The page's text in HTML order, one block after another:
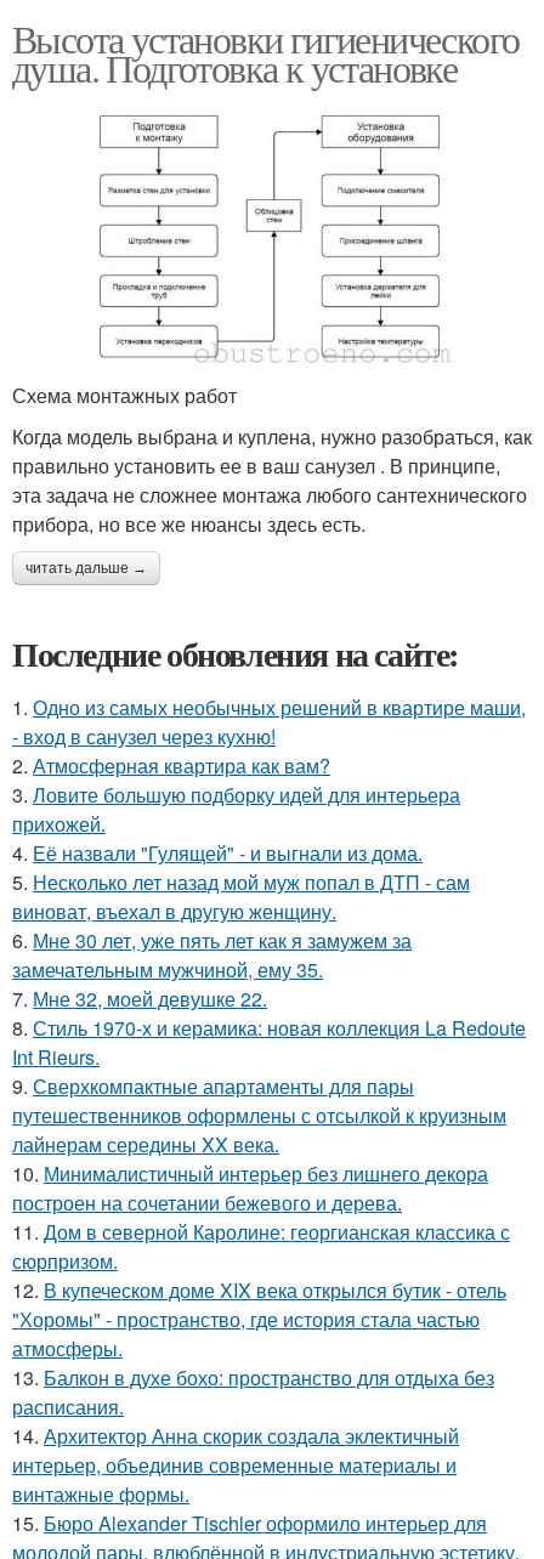
Высота установки гигиенического
душа. Подготовка к установке
Схема монтажных работ
Когда модель выбрана и куплена, нужно разобраться, как
правильно установить ее в ваш санузел . В принципе,
эта задача не сложнее монтажа любого сантехнического
прибора, но все же нюансы здесь есть.
читать дальше →
Последние обновления на сайте:
1. Одно из самых необычных решений в квартире маши,
- вход в санузел через кухню!
2. Атмосферная квартира как вам?
3. Ловите большую подборку идей для интерьера
прихожей.
4. Её назвали "Гулящей" - и выгнали из дома.
5. Несколько лет назад мой муж попал в ДТП - сам
виноват, въехал в другую женщину.
6. Мне 30 лет, уже пять лет как я замужем за
замечательным мужчиной, ему 35.
7. Мне 32, моей девушке 22.
8. Стиль 1970-х и керамика: новая коллекция La Redoute
Int Rieurs.
9. Сверхкомпактные апартаменты для пары
путешественников оформлены с отсылкой к круизным
лайнерам середины XX века.
10. Минималистичный интерьер без лишнего декора
построен на сочетании бежевого и дерева.
11. Дом в северной Каролине: георгианская классика с
сюрпризом.
12. В купеческом доме XIX века открылся бутик - отель
"Хоромы" - пространство, где история стала частью
атмосферы.
13. Балкон в духе бохо: пространство для отдыха без
расписания.
14. Архитектор Анна скорик создала эклектичный
интерьер, объединив современные материалы и
винтажные формы.
15. Бюро Alexander Tischler оформило интерьер для
молодой пары, влюблённой в индустриальную эстетику.